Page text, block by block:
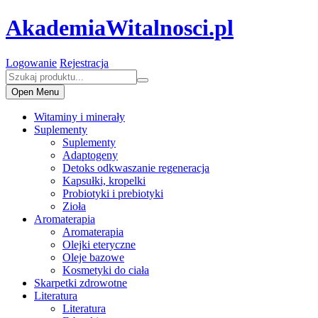
AkademiaWitalnosci.pl
Logowanie Rejestracja
Open Menu
Witaminy i minerały
Suplementy
Suplementy
Adaptogeny
Detoks odkwaszanie regeneracja
Kapsułki, kropelki
Probiotyki i prebiotyki
Zioła
Aromaterapia
Aromaterapia
Olejki eteryczne
Oleje bazowe
Kosmetyki do ciała
Skarpetki zdrowotne
Literatura
Literatura